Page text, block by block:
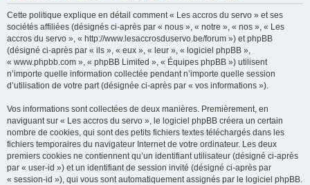
Cette politique explique en détail comment « Les accros du servo » et ses
sociétés affiliées (désignés ci-après par « nous », « notre », « nos », « Les
accros du servo », « http://www.lesaccrosduservo.be/forum ») et phpBB
(désigné ci-après par « ils », « eux », « leur », « logiciel phpBB »,
« www.phpbb.com », « phpBB Limited », « Équipes phpBB ») utilisent
n’importe quelle information collectée pendant n’importe quelle session
d’utilisation de votre part (désignée ci-après par « vos informations »).
Vos informations sont collectées de deux manières. Premièrement, en
naviguant sur « Les accros du servo », le logiciel phpBB créera un certain
nombre de cookies, qui sont des petits fichiers textes téléchargés dans les
fichiers temporaires du navigateur Internet de votre ordinateur. Les deux
premiers cookies ne contiennent qu’un identifiant utilisateur (désigné ci-après
par « user-id ») et un identifiant de session invité (désigné ci-après par
« session-id »), qui vous sont automatiquement assignés par le logiciel phpBB.